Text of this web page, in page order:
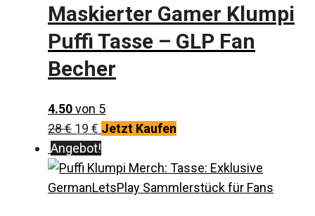
Maskierter Gamer Klumpi
Puffi Tasse – GLP Fan
Becher
4.50von 5
28€ Ursprünglicher
Preis
war:
28 €
19 € Aktueller
Preis
ist:
19 €.
Jetzt Kaufen
Angebot!